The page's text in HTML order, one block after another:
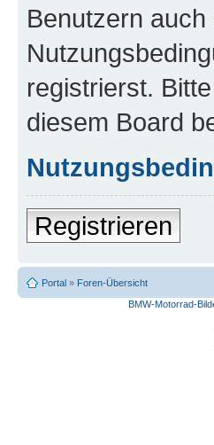
Benutzern
registrierst.
diesem Board
Registrieren
Portal » Foren-Übersicht
BMW-Motorrad-